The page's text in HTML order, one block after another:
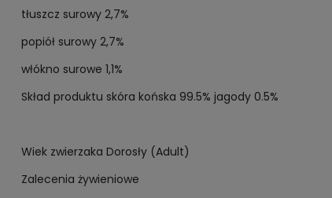
tłuszcz surowy 2,7%
popiół surowy 2,7%
włókno surowe 1,1%
Skład produktu skóra końska 99.5% jagody 0.5%
Wiek zwierzaka Dorosły (Adult)
Zalecenia żywieniowe